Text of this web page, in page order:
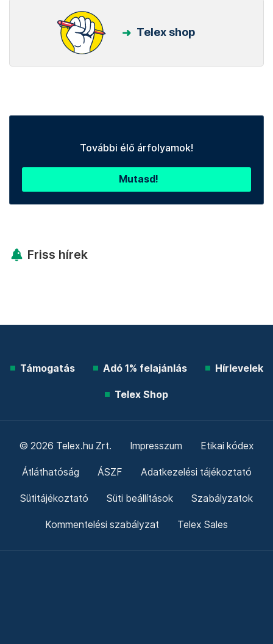
Telex shop
További élő árfolyamok!
Mutasd!
Friss hírek
Támogatás Adó 1% felajánlás Hírlevelek
Telex Shop
© 2026 Telex.hu Zrt. Impresszum Etikai kódex
Átláthatóság ÁSZF Adatkezelési tájékoztató
Sütitájékoztató Süti beállítások Szabályzatok
Kommentelési szabályzat Telex Sales